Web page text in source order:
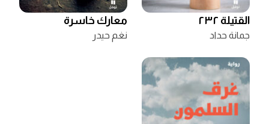
القتيلة ٢٣٢
جمانة حداد
معارك خاسرة
نغم حيدر